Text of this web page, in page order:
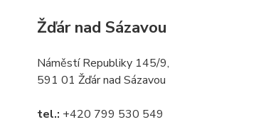
Žďár nad Sázavou
Náměstí Republiky 145/9,
591 01 Žďár nad Sázavou
tel.: +420 799 530 549